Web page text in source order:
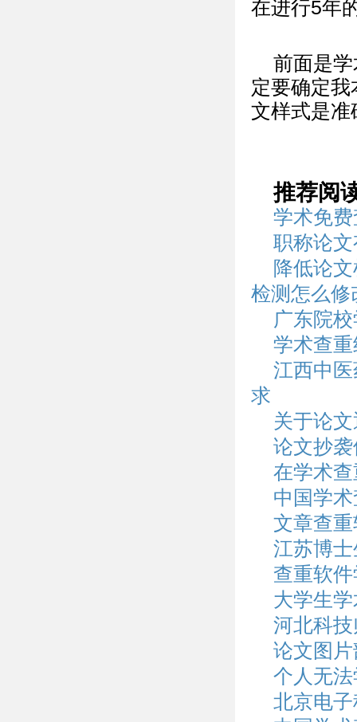
在进行5年
前面是
定要确定
文样式是准
推荐阅
学术免
职称论
降低论
检测怎么修
广东院
学术查
江西中
求
关于论
论文抄
在学术
中国学
文章查
江苏博
查重软
大学生
河北科
论文图
个人无
北京电